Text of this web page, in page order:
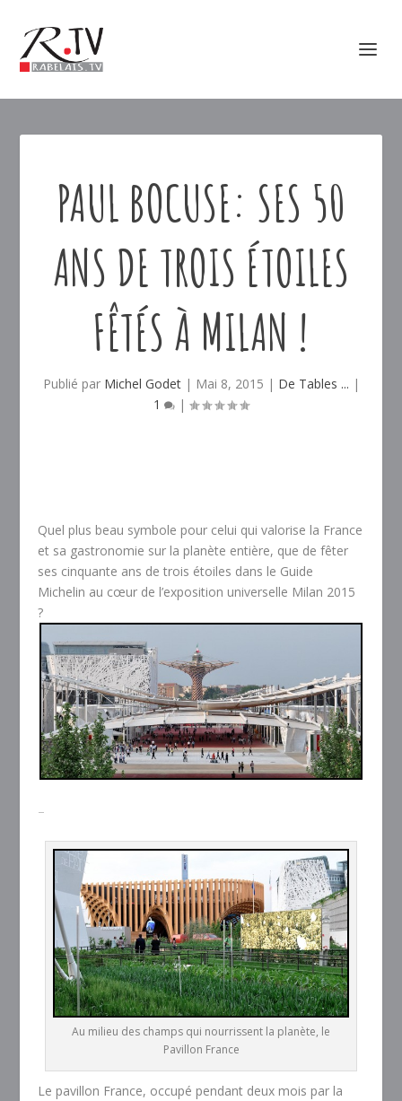
PAUL BOCUSE: SES 50
ANS DE TROIS ÉTOILES
FÊTÉS À MILAN !
Publié par Michel Godet| Mai 8, 2015 | De Tables ... |
1
|
Quel plus beau symbole pour celui qui valorise la France
et sa gastronomie sur la planète entière, que de fêter
ses cinquante ans de trois étoiles dans le Guide
Michelin au cœur de l’exposition universelle Milan 2015
?
–
Au milieu des champs qui nourrissent la planète, le
Pavillon France
Le pavillon France, occupé pendant deux mois par la